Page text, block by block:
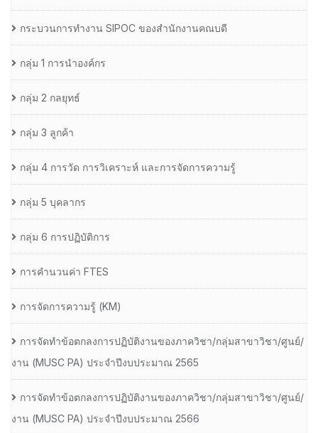
กระบวนการทำงาน SIPOC ของสำนักงานคณบดี
กลุ่ม 1 การนำองค์กร
กลุ่ม 2 กลยุทธ์
กลุ่ม 3 ลูกค้า
กลุ่ม 4 การวัด การวิเคราะห์ และการจัดการความรู้
กลุ่ม 5 บุคลากร
กลุ่ม 6 การปฏิบัติการ
การคำนวนค่า FTES
การจัดการความรู้ (KM)
การจัดทำข้อตกลงการปฏิบัติงานของภาควิชา/กลุ่มสาขาวิชา/ศูนย์/
งาน (MUSC PA) ประจำปีงบประมาณ 2565
การจัดทำข้อตกลงการปฏิบัติงานของภาควิชา/กลุ่มสาขาวิชา/ศูนย์/
งาน (MUSC PA) ประจำปีงบประมาณ 2566